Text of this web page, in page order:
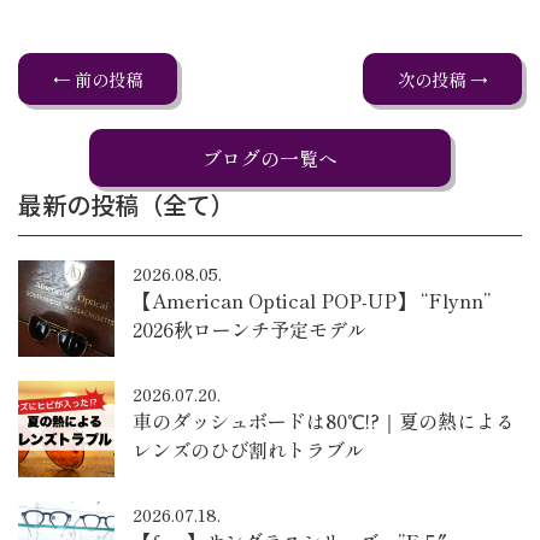
← 前の投稿 次の投稿 →
ブログの一覧へ
最新の投稿（全て）
2026.08.05.
【American Optical POP-UP】 “Flynn”
2026秋ローンチ予定モデル
2026.07.20.
車のダッシュボードは80℃!?｜夏の熱による
レンズのひび割れトラブル
2026.07.18.